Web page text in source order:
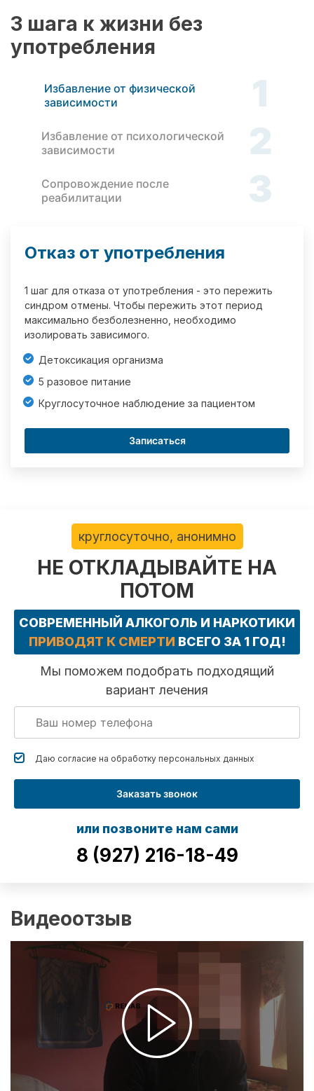
3 шага к жизни без
употребления
Избавление от физической
зависимости
1
Избавление от психологической
зависимости
2
Сопровождение после
реабилитации
3
Отказ от употребления
1 шаг для отказа от употребления - это пережить
синдром отмены. Чтобы пережить этот период
максимально безболезненно, необходимо
изолировать зависимого.
Детоксикация организма
5 разовое питание
Круглосуточное наблюдение за пациентом
Записаться
круглосуточно, анонимно
НЕ ОТКЛАДЫВАЙТЕ НА
ПОТОМ
СОВРЕМЕННЫЙ АЛКОГОЛЬ И НАРКОТИКИ
ПРИВОДЯТ К СМЕРТИ ВСЕГО ЗА 1 ГОД!
Мы поможем подобрать подходящий
вариант лечения
Даю согласие на обработку персональных данных
Заказать звонок
или позвоните нам сами
8 (927) 216-18-49
Видеоотзыв